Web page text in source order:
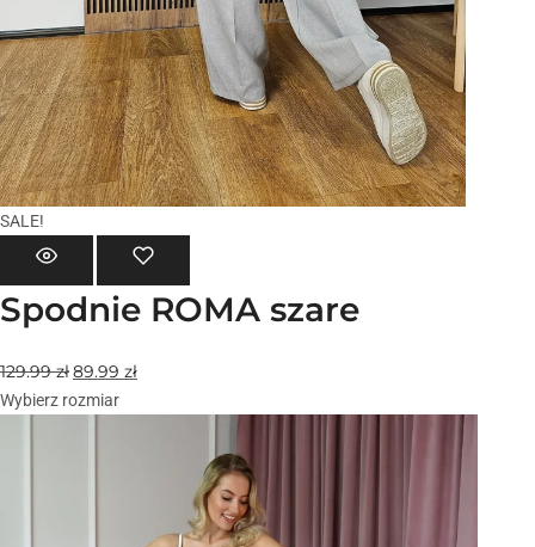
SALE!
Spodnie ROMA szare
129.99zł89.99 zł
Wybierz rozmiar